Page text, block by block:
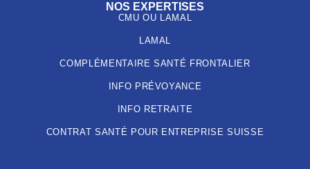
NOS EXPERTISES
CMU OU LAMAL
LAMAL
COMPLÉMENTAIRE SANTÉ FRONTALIER
INFO PRÉVOYANCE
INFO RETRAITE
CONTRAT SANTÉ POUR ENTREPRISE SUISSE